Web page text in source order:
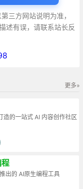
三方网站说明为准，
述有误，请联系站长反
更多»
造的一站式 AI 内容创作社区
出的 AI原生编程工具